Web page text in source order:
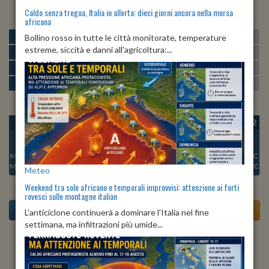
MATTINA min:20º max:29º U:43%
POMERIGGIO min:29º max:31º
SERA min: 23º max:30º U:61%-73%
NOTTE min:21º max:23º U:65%
OGGI
Min:
23°C
Max:30°C
VEN 07
Min:
23°C
Max:29°C
SAB 08
Min:23°C
Max:30°C
DOM 09
Min:23°C
Max:30°C
LUN 10
Min:
23°C
Max:31°C
MAR 11
Min:23°C
Max:31°C
MER 12
Min:
23°C
Max:31°C
Previsioni del Tempo a Alatri di oggi
Caldo senza tregua, Italia in allerta: dieci giorni ancora nella morsa
africana
Bollino rosso in tutte le città monitorate, temperature
estreme, siccità e danni all'agricoltura:...
Meteo
Weekend tra sole africano e temporali improvvisi: attenzione ai forti
rovesci sulle montagne italian
L'anticiclone continuerà a dominare l'Italia nel fine
settimana, ma infiltrazioni più umide...